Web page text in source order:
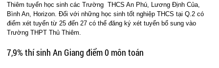
Thiêm tuyển học sinh các Trường THCS An Phú, Lương Định Của,
Bình An, Horizon. Đối với những học sinh tốt nghiệp THCS tại Q.2 có
điểm xét tuyển từ 25 đến 27 có thể đăng ký xét tuyển bổ sung vào
Trường THPT Thủ Thiêm.
7,9% thí sinh An Giang điểm 0 môn toán